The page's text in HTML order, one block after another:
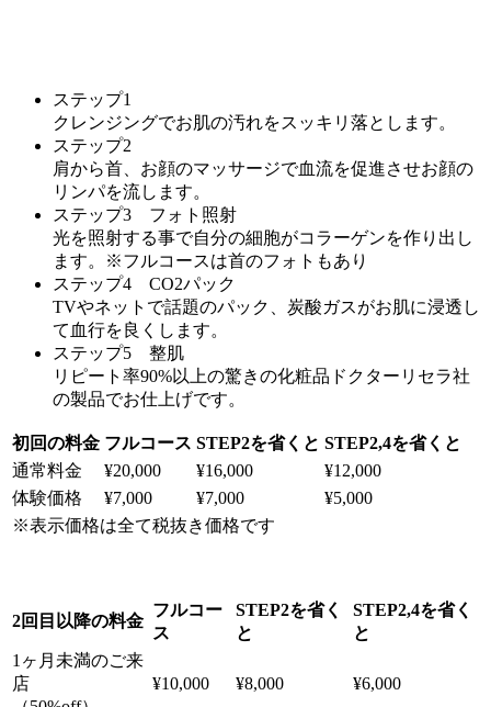
ステップ1
クレンジングでお肌の汚れをスッキリ落とします。
ステップ2
肩から首、お顔のマッサージで血流を促進させお顔の
リンパを流します。
ステップ3 フォト照射
光を照射する事で自分の細胞がコラーゲンを作り出し
ます。※フルコースは首のフォトもあり
ステップ4 CO2パック
TVやネットで話題のパック、炭酸ガスがお肌に浸透し
て血行を良くします。
ステップ5 整肌
リピート率90%以上の驚きの化粧品ドクターリセラ社
の製品でお仕上げです。
初回の料金 フルコース STEP2を省くと STEP2,4を省くと
通常料金
¥20,000 ¥16,000
¥12,000
体験価格
¥7,000 ¥7,000
¥5,000
※表示価格は全て税抜き価格です
2回目以降の料金
フルコー
ス
STEP2を省く
と
STEP2,4を省く
と
1ヶ月未満のご来
店
¥10,000 ¥8,000 ¥6,000